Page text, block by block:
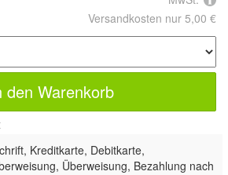
Versandkosten nur 5,00 €
den Warenkorb
Kreditkarte, Debitkarte,
Überweisung, Bezahlung nach